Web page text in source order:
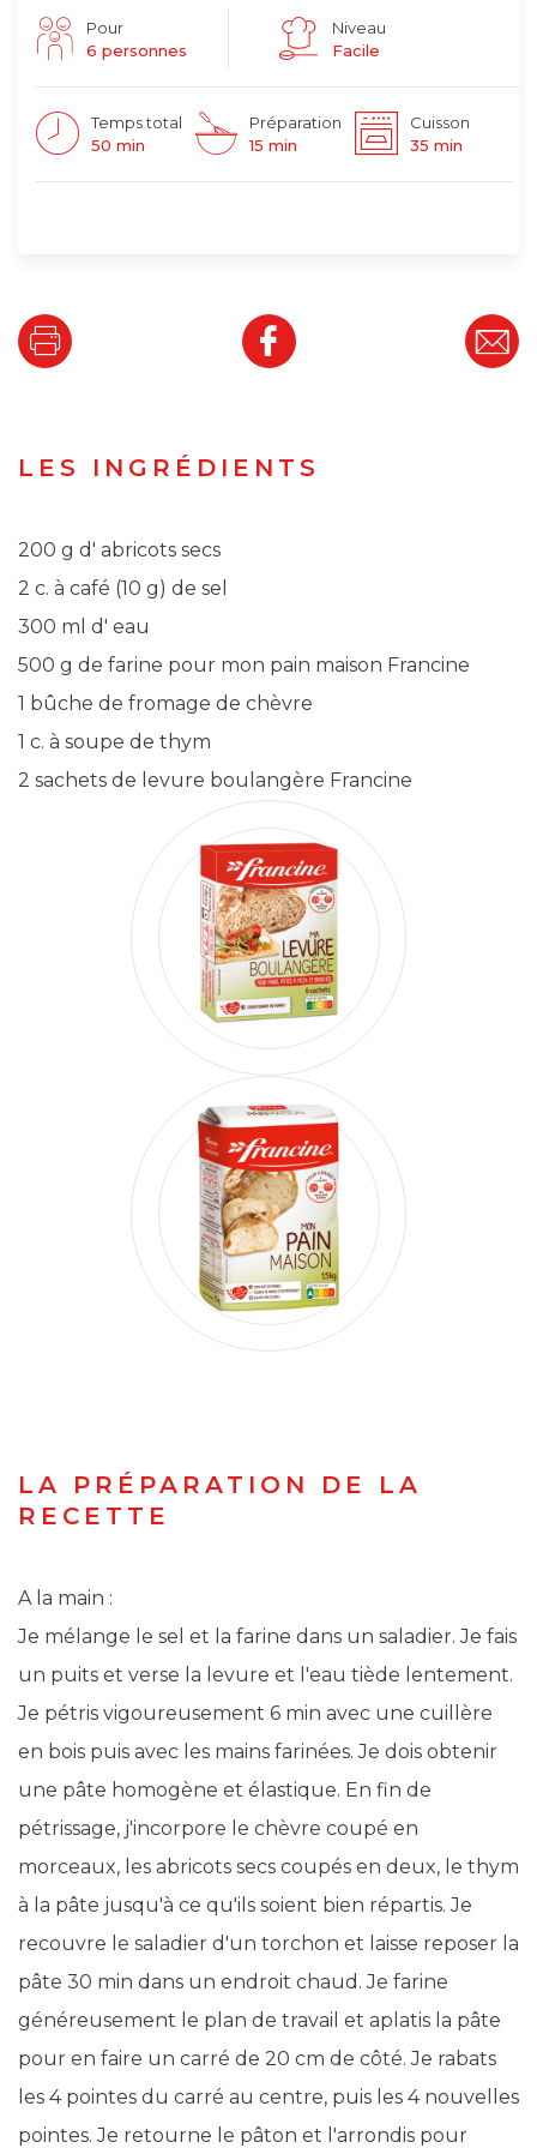
Pour
6 personnes
Niveau
Facile
Temps total
50 min
Préparation
15 min
Cuisson
35 min
LES INGRÉDIENTS
200 g d' abricots secs
2 c. à café (10 g) de sel
300 ml d' eau
500 g de farine pour mon pain maison Francine
1 bûche de fromage de chèvre
1 c. à soupe de thym
2 sachets de levure boulangère Francine
LA PRÉPARATION DE LA
RECETTE
A la main :
Je mélange le sel et la farine dans un saladier. Je fais
un puits et verse la levure et l'eau tiède lentement.
Je pétris vigoureusement 6 min avec une cuillère
en bois puis avec les mains farinées. Je dois obtenir
une pâte homogène et élastique. En fin de
pétrissage, j'incorpore le chèvre coupé en
morceaux, les abricots secs coupés en deux, le thym
à la pâte jusqu'à ce qu'ils soient bien répartis. Je
recouvre le saladier d'un torchon et laisse reposer la
pâte 30 min dans un endroit chaud. Je farine
généreusement le plan de travail et aplatis la pâte
pour en faire un carré de 20 cm de côté. Je rabats
les 4 pointes du carré au centre, puis les 4 nouvelles
pointes. Je retourne le pâton et l'arrondis pour